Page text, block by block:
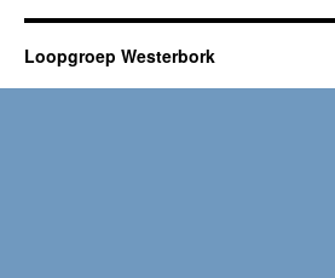
Loopgroep Westerbork